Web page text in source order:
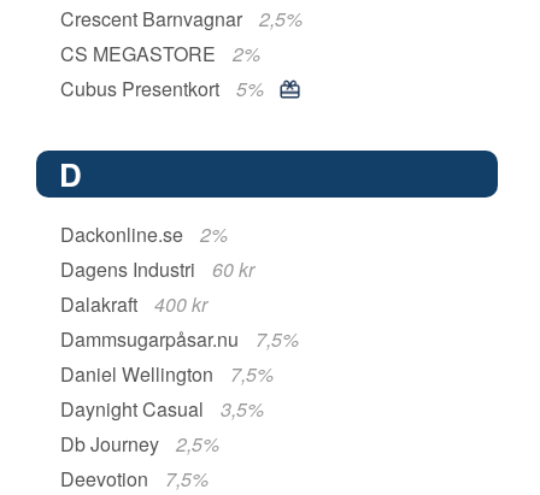
Crescent Barnvagnar
2,5%
CS MEGASTORE
2%
Cubus Presentkort
5%
D
Dackonline.se
2%
Dagens Industri
60 kr
Dalakraft
400 kr
Dammsugarpåsar.nu
7,5%
Daniel Wellington
7,5%
Daynight Casual
3,5%
Db Journey
2,5%
Deevotion
7,5%